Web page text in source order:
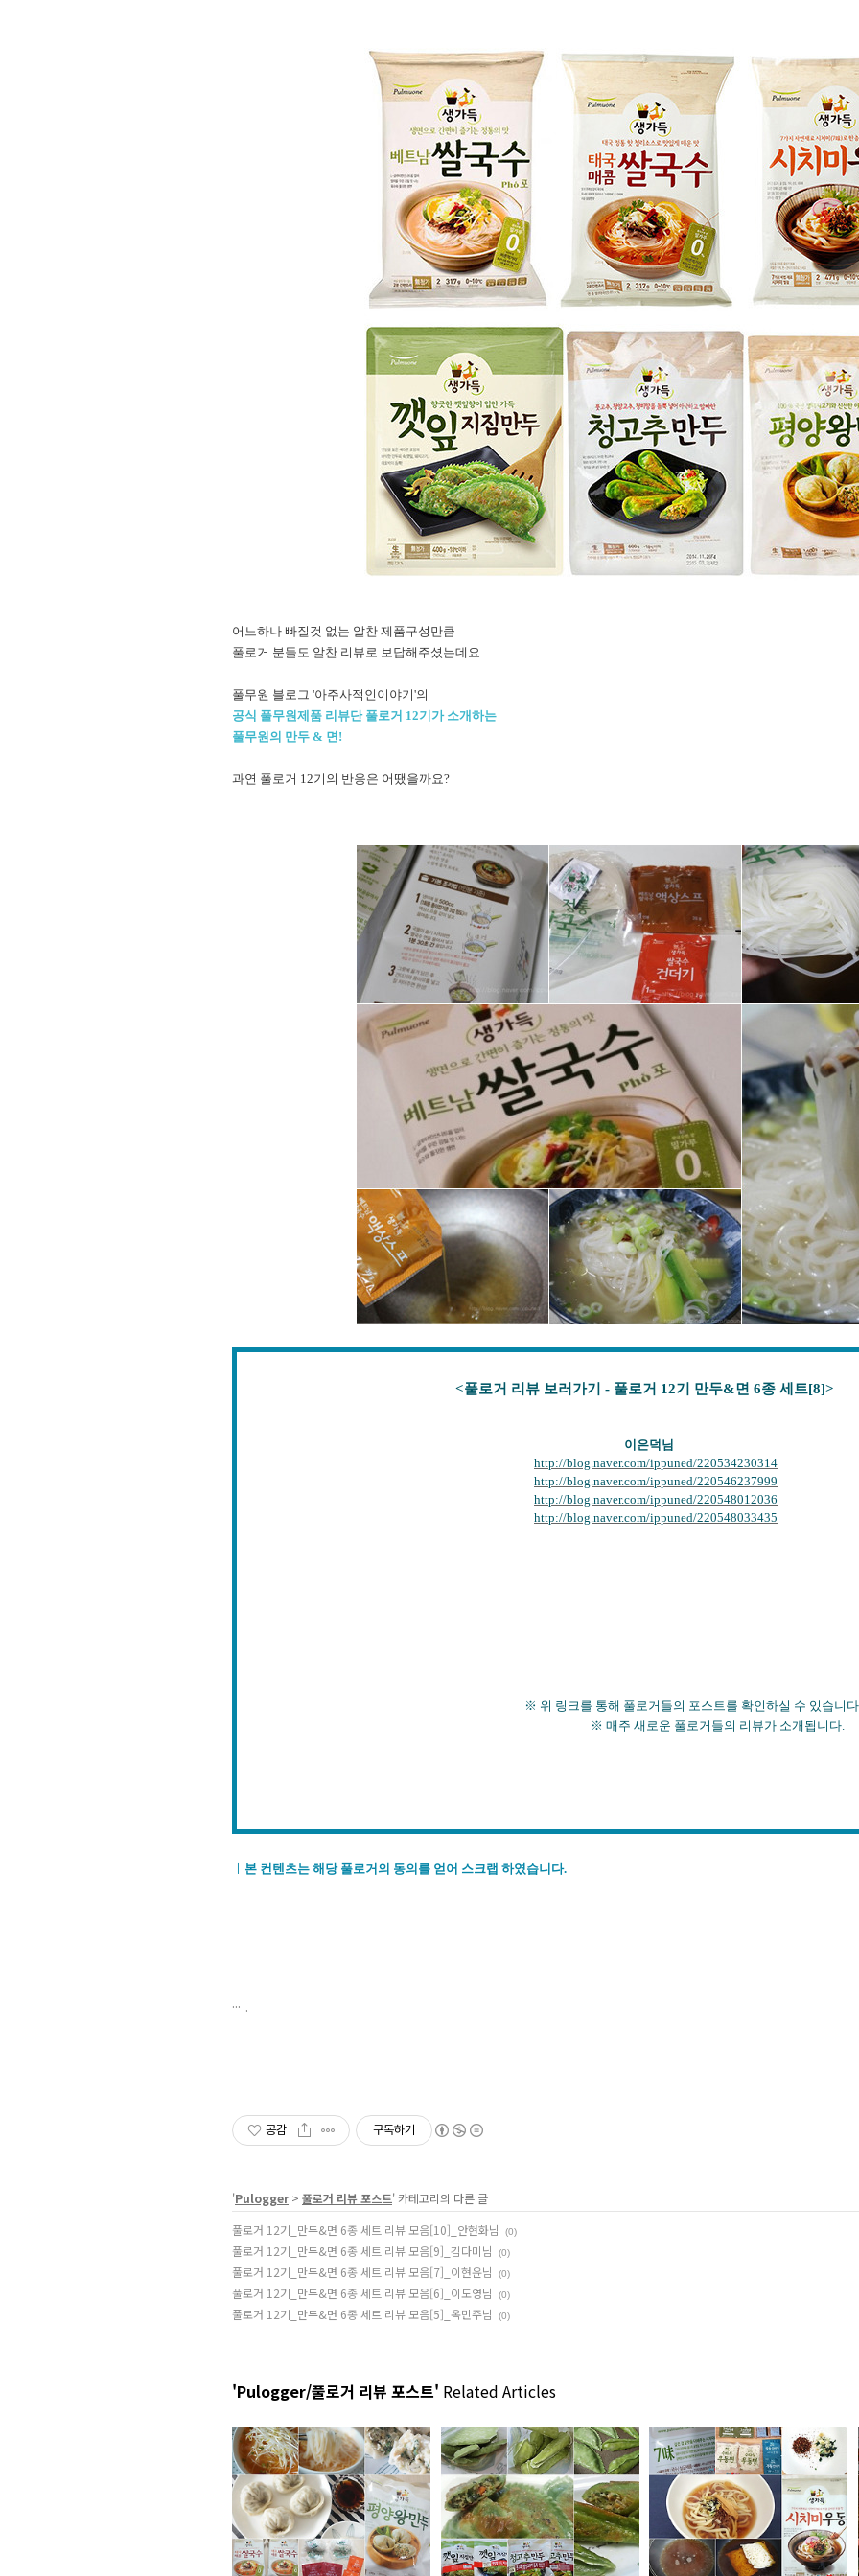
어느하나 빠질것 없는 알찬 제품구성만큼
풀로거 분들도 알찬 리뷰로 보답해주셨는데요.
풀무원 블로그 '아주사적인이야기'의
공식 풀무원제품 리뷰단 풀로거 12기가 소개하는
풀무원의 만두 & 면!
과연 풀로거 12기의 반응은 어땠을까요?
<풀로거 리뷰 보러가기 - 풀로거 12기 만두&면 6종 세트[8]>
이은덕 님
http://blog.naver.com/ippuned/220534230314
http://blog.naver.com/ippuned/220546237999
http://blog.naver.com/ippuned/220548012036
http://blog.naver.com/ippuned/220548033435
※ 위 링크를 통해 풀로거들의 포스트를 확인하실 수 있습니
※ 매주 새로운 풀로거들의 리뷰가 소개됩니다.
본 컨텐츠는 해당 풀로거의 동의를 얻어 스크랩 하였습니다.
.
공감 구독하기
'Pulogger> 풀로거 리뷰 포스트' 카테고리의 다른 글
풀로거 12기_만두&면 6종 세트 리뷰 모음[10]_안현화님
(0)
풀로거 12기_만두&면 6종 세트 리뷰 모음[9]_김다미님 (0)
풀로거 12기_만두&면 6종 세트 리뷰 모음[7]_이현윤님 (0)
풀로거 12기_만두&면 6종 세트 리뷰 모음[6]_이도영님 (0)
풀로거 12기_만두&면 6종 세트 리뷰 모음[5]_옥민주님 (0)
'Pulogger/풀로거 리뷰 포스트' Related Articles